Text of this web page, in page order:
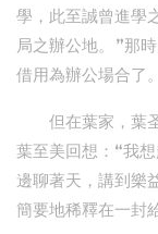
學，此至誠曾進學
局之辦公地。”那
借用為辦公場合了。
但在葉家，葉
葉至美回想：“我
邊聊著天，講到樂
簡要地稀釋在一封